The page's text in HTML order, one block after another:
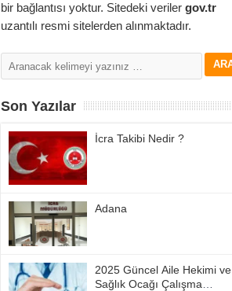
bir bağlantısı yoktur. Sitedeki veriler gov.tr
uzantılı resmi sitelerden alınmaktadır.
Son Yazılar
İcra Takibi Nedir ?
Adana
2025 Güncel Aile Hekimi ve
Sağlık Ocağı Çalışma